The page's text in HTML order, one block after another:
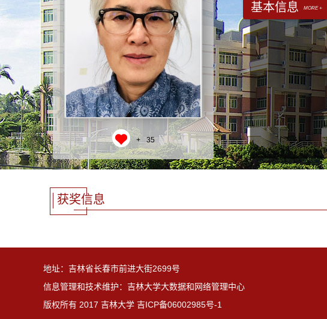
+ 35
基本信息 MORE +
获奖信息
地址：吉林省长春市前进大街2699号
信息管理和技术维护：吉林大学大数据和网络管理中心
版权所有 2017 吉林大学 吉ICP备06002985号-1